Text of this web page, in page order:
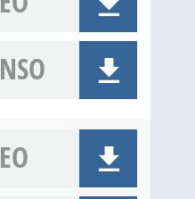
NSO
EO